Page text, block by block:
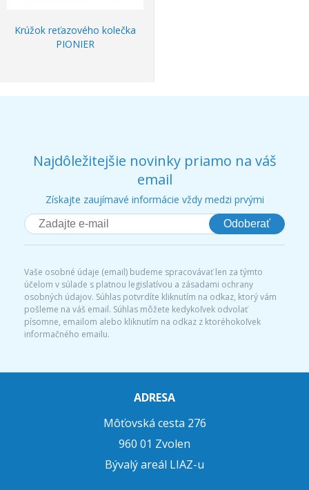
Krúžok reťazového kolečka
PIONIER
Najdôležitejšie novinky priamo na váš
email
Získajte zaujímavé informácie vždy medzi prvými
Odoberať
Vaše osobné údaje (email) budeme spracovávať len za týmto
účelom v súlade s platnou legislatívou a zásadami ochrany
osobných údajov. Súhlas potvrdíte kliknutím na odkaz, ktorý vám
pošleme na váš email. Súhlas môžete kedykoľvek odvolať
písomne, emailom alebo kliknutím na odkaz z ktoréhokoľvek
informačného emailu.
ADRESA
Môťovská cesta 276
960 01 Zvolen
Bývalý areál LIAZ-u